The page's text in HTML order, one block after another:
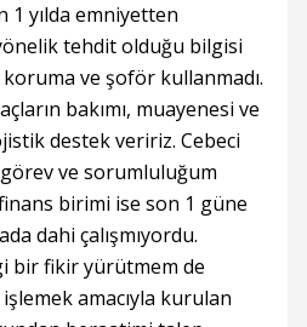
1 yılda emniyetten
tehdit olduğu bilgisi
ve şoför kullanmadı.
bakımı, muayenesi ve
destek veririz. Cebeci
ve sorumluluğum
birimi ise son 1 güne
dahi çalışmıyordu.
bir fikir yürütmem de
amacıyla kurulan